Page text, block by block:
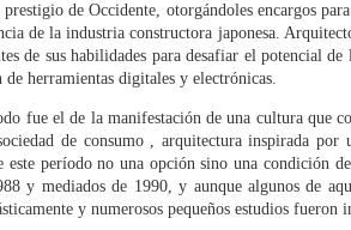
de Occidente, otorgándoles encargos
de la industria constructora japonesa.
de sus habilidades para desafiar el potencial
herramientas digitales y electrónicas.
fue el de la manifestación de una cultura que
de consumo , arquitectura inspirada por
este período no una opción sino una condición
y mediados de 1990, y aunque algunos de
y numerosos pequeños estudios fueron
está editada por Ediciones
contó con la presencia de
Lacasta Codorniu,
López y Juan García
éste último también editor
Ediciones Asimétricas.
últimos
(…)
Todas
presento
adherirse
la Nada.
sobre Las mujeres, novela biográfica sobre
de una entrevista a su autor, T. C. Boyle)
los interiores de todas sus casas se
simultáneamente en cientos de
por todo el país pero que, de algún
de su cabeza eran contiguos.
THE ARCHITECT IS PRESENT:
NUEVO PANTEÓN